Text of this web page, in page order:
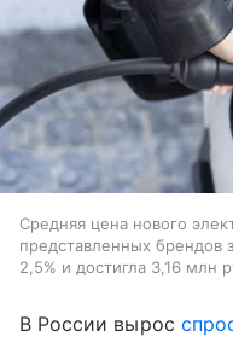
Средняя цена нового
представленных брендов
2,5% и достигла 3,16 млн
В России вырос